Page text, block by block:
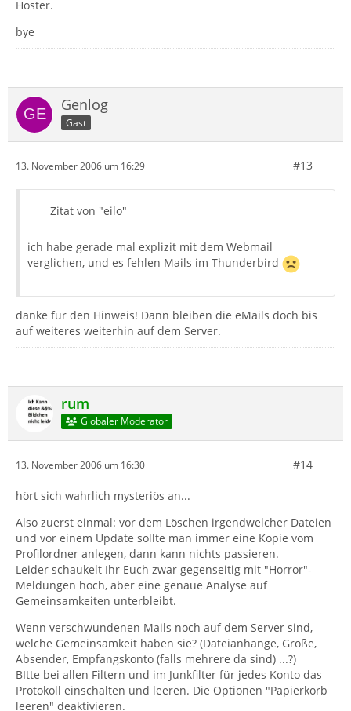
Hoster.
bye
Genlog
Gast
13. November 2006 um 16:29 #13
Zitat von "eilo"
ich habe gerade mal explizit mit dem Webmail
verglichen, und es fehlen Mails im Thunderbird
danke für den Hinweis! Dann bleiben die eMails doch bis
auf weiteres weiterhin auf dem Server.
rum
Globaler Moderator
13. November 2006 um 16:30 #14
hört sich wahrlich mysteriös an...
Also zuerst einmal: vor dem Löschen irgendwelcher Dateien
und vor einem Update sollte man immer eine Kopie vom
Profilordner anlegen, dann kann nichts passieren.
Leider schaukelt Ihr Euch zwar gegenseitig mit "Horror"-
Meldungen hoch, aber eine genaue Analyse auf
Gemeinsamkeiten unterbleibt.
Wenn verschwundenen Mails noch auf dem Server sind,
welche Gemeinsamkeit haben sie? (Dateianhänge, Größe,
Absender, Empfangskonto (falls mehrere da sind) ...?)
BItte bei allen Filtern und im Junkfilter für jedes Konto das
Protokoll einschalten und leeren. Die Optionen "Papierkorb
leeren" deaktivieren.